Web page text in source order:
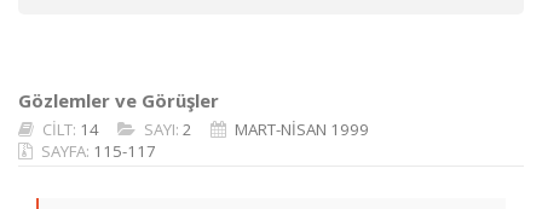
Gözlemler ve Görüşler
CİLT: 14 SAYI: 2
MART-NİSAN 1999
SAYFA: 115-117